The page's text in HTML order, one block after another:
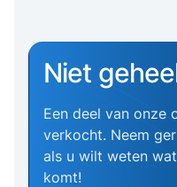
Niet
Een deel van onze
verkocht. Neem
als u wilt weten
komt!